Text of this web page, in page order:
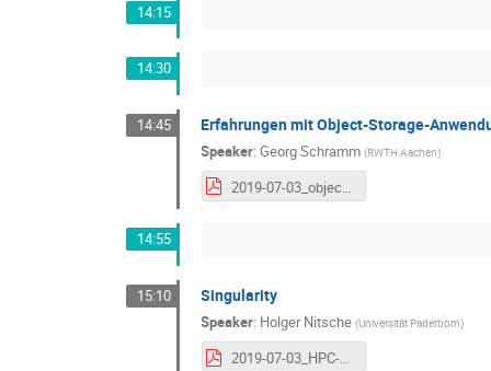
14:15
14:30
14:45 Erfahrungen mit Object-Storage-
Speaker:Georg Schramm (RWTH Aachen)
2019-07-03_object_storage_erfahrung_mit_anwendungsfaellen.pdf
14:55
15:10 Singularity
Speaker: Holger Nitsche (Universität Paderborn)
2019-07-03_HPC-Admintag_Singularity_PC2.pdf